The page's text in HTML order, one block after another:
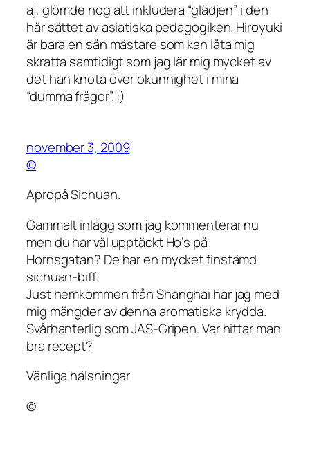
aj, glömde nog att inkludera “glädjen” i den
här sättet av asiatiska pedagogiken. Hiroyuki
är bara en sån mästare som kan låta mig
skratta samtidigt som jag lär mig mycket av
det han knota över okunnighet i mina
“dumma frågor”. :)
november 3, 2009
©
Apropå Sichuan.
Gammalt inlägg som jag kommenterar nu
men du har väl upptäckt Ho’s på
Hornsgatan? De har en mycket finstämd
sichuan-biff.
Just hemkommen från Shanghai har jag med
mig mängder av denna aromatiska krydda.
Svårhanterlig som JAS-Gripen. Var hittar man
bra recept?
Vänliga hälsningar
©